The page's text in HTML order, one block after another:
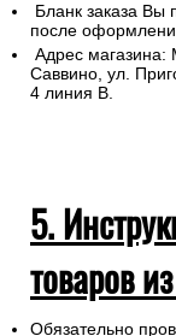
Бланк заказа Вы
после
Адрес магазина:
Саввино, ул.
4 линия В.
5.
товаров
Обязательно